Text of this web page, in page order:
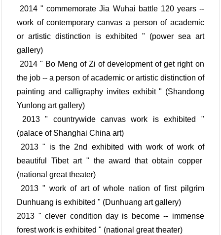
2014 " commemorate Jia Wuhai battle 120 years --
work of contemporary canvas a person of academic
or artistic distinction is exhibited " (power sea art
gallery)
2014 " Bo Meng of Zi of development of get right on
the job -- a person of academic or artistic distinction of
painting and calligraphy invites exhibit " (Shandong
Yunlong art gallery)
2013 " countrywide canvas work is exhibited "
(palace of Shanghai China art)
2013 " is the 2nd exhibited with work of work of
beautiful Tibet art " the award that obtain copper
(national great theater)
2013 " work of art of whole nation of first pilgrim
Dunhuang is exhibited " (Dunhuang art gallery)
2013 " clever condition day is become -- immense
forest work is exhibited " (national great theater)